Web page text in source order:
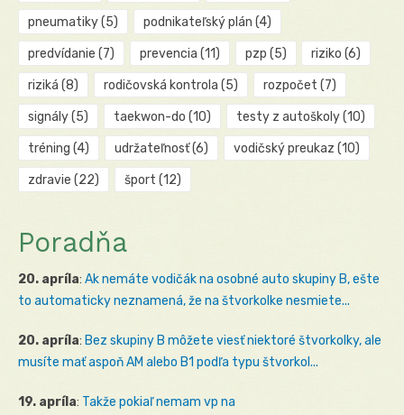
pneumatiky(5) podnikateľský plán (4)
predvídanie (7) prevencia (11) pzp (5) riziko (6)
riziká (8) rodičovská kontrola (5) rozpočet (7)
signály(5) taekwon-do (10) testy z autoškoly(10)
tréning (4) udržateľnosť(6) vodičský preukaz (10)
zdravie (22) šport (12)
Poradňa
20. apríla: Ak nemáte vodičák na osobné auto skupiny B, ešte
to automaticky neznamená, že na štvorkolke nesmiete...
20. apríla: Bez skupiny B môžete viesť niektoré štvorkolky, ale
musíte mať aspoň AM alebo B1 podľa typu štvorkol...
19. apríla: Takže pokiaľ nemam vp na